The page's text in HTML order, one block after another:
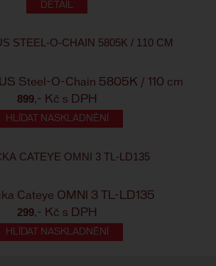
STEEL-O-CHAIN 5805K / 110 CM
899,- Kč s DPH
HLÍDAT NASKLADNĚNÍ
CATEYE OMNI 3 TL-LD135
299,- Kč s DPH
HLÍDAT NASKLADNĚNÍ